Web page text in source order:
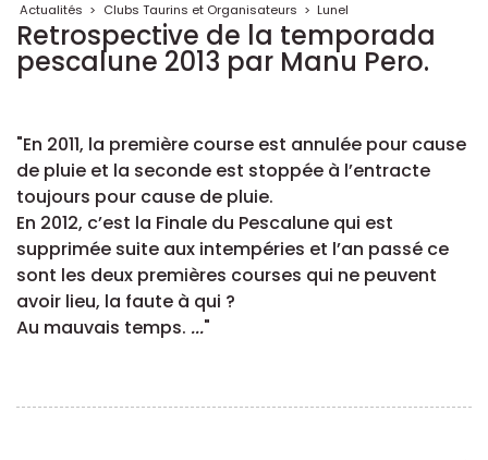
Actualités > Clubs Taurins et Organisateurs > Lunel
Retrospective de la temporada
pescalune 2013 par Manu Pero.
"En 2011, la première course est annulée pour cause
de pluie et la seconde est stoppée à l’entracte
toujours pour cause de pluie.
En 2012, c’est la Finale du Pescalune qui est
supprimée suite aux intempéries et l’an passé ce
sont les deux premières courses qui ne peuvent
avoir lieu, la faute à qui ?
Au mauvais temps. ..."